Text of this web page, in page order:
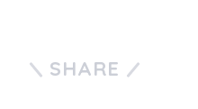
SHARE